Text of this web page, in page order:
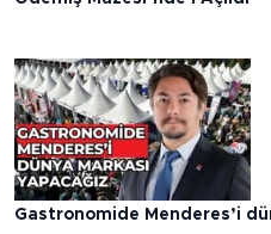
Gastronomide Menderes’i